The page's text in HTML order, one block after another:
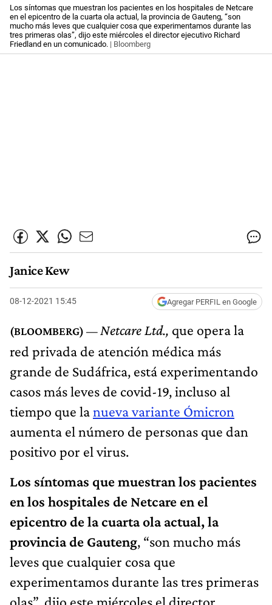
Los síntomas que muestran los pacientes en los hospitales de Netcare
en el epicentro de la cuarta ola actual, la provincia de Gauteng, “son
mucho más leves que cualquier cosa que experimentamos durante las
tres primeras olas”, dijo este miércoles el director ejecutivo Richard
Friedland en un comunicado. | Bloomberg
Janice Kew
08-12-2021 15:45 Agregar PERFIL en Google
Netcare Ltd., que opera la
red privada de atención médica más
grande de Sudáfrica, está experimentando
casos más leves de covid-19, incluso al
tiempo que lanueva variante Ómicron
aumenta el número de personas que dan
positivo por el virus.
Los síntomas que muestran los pacientes
en los hospitales de Netcare en el
epicentro de la cuarta ola actual, la
provincia de Gauteng, “son mucho más
leves que cualquier cosa que
experimentamos durante las tres primeras
olas”, dijo este miércoles el director